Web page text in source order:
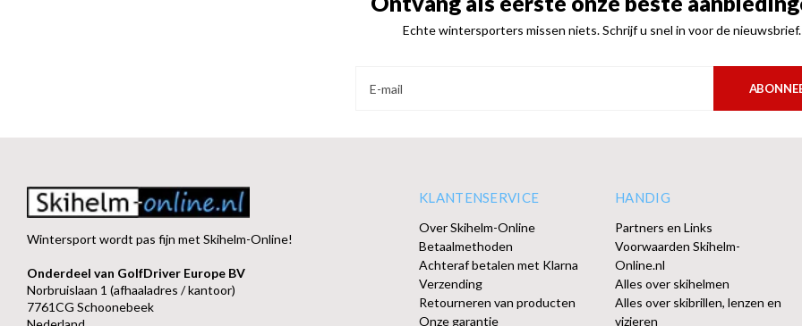
Echte wintersporters missen niets. Schrijf u snel in voor de nieuwsbrief.
Wintersport wordt pas fijn met Skihelm-Online!
Onderdeel van GolfDriver Europe BV
Norbruislaan 1 (afhaaladres / kantoor)
7761CG Schoonebeek
KLANTENSERVICE
Over Skihelm-Online
Betaalmethoden
Achteraf betalen met Klarna
Verzending
Retourneren van producten
Onze garantie
HANDIG
Partners en Links
Voorwaarden Skihelm-
Online.nl
Alles over skihelmen
Alles over skibrillen, lenzen en
vizieren